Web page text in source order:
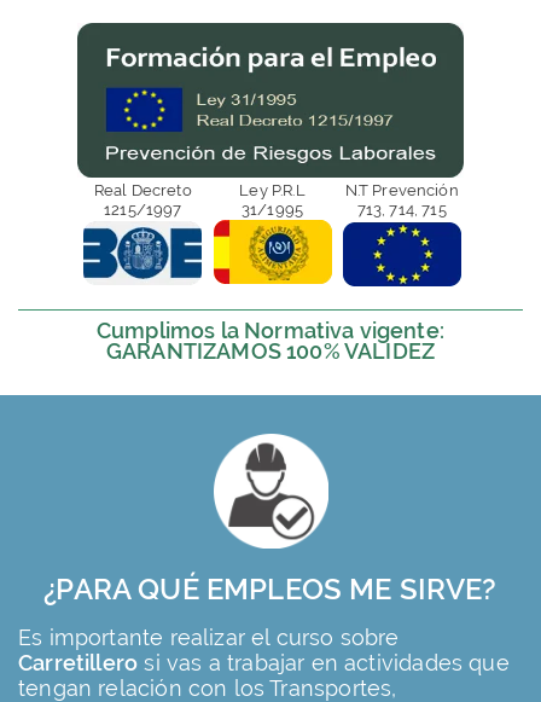
Real Decreto
1215/1997
Ley P.R.L
31/1995
N.T Prevención
713, 714, 715
Cumplimos la Normativa vigente:
GARANTIZAMOS 100% VALIDEZ
¿PARA QUÉ EMPLEOS ME SIRVE?
Es importante realizar el curso sobre
Carretillero si vas a trabajar en actividades que
tengan relación con los Transportes,